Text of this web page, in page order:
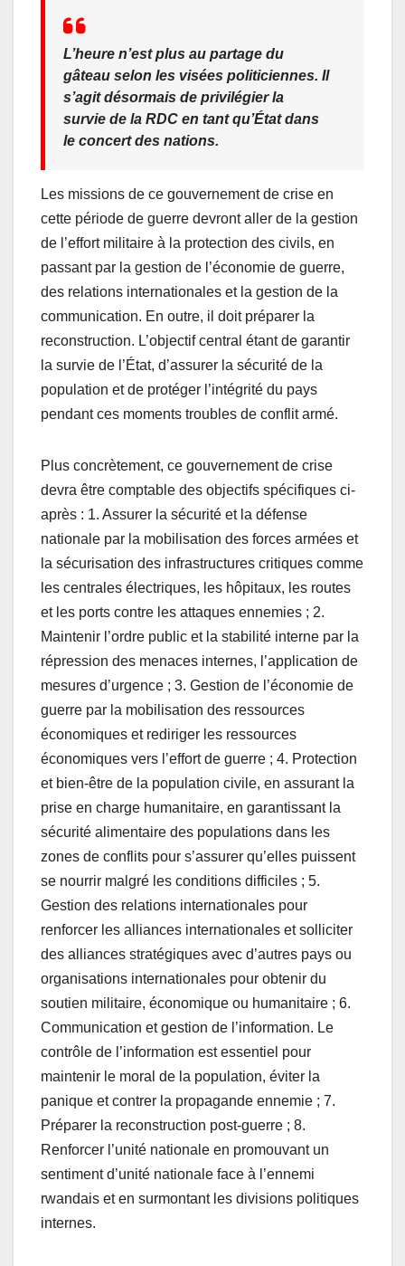
L’heure n’est plus au partage du
gâteau selon les visées politiciennes. Il
s’agit désormais de privilégier la
survie de la RDC en tant qu’État dans
le concert des nations.
Les missions de ce gouvernement de crise en
cette période de guerre devront aller de la gestion
de l’effort militaire à la protection des civils, en
passant par la gestion de l’économie de guerre,
des relations internationales et la gestion de la
communication. En outre, il doit préparer la
reconstruction. L’objectif central étant de garantir
la survie de l’État, d’assurer la sécurité de la
population et de protéger l’intégrité du pays
pendant ces moments troubles de conflit armé.
Plus concrètement, ce gouvernement de crise
devra être comptable des objectifs spécifiques ci-
après : 1. Assurer la sécurité et la défense
nationale par la mobilisation des forces armées et
la sécurisation des infrastructures critiques comme
les centrales électriques, les hôpitaux, les routes
et les ports contre les attaques ennemies ; 2.
Maintenir l’ordre public et la stabilité interne par la
répression des menaces internes, l’application de
mesures d’urgence ; 3. Gestion de l’économie de
guerre par la mobilisation des ressources
économiques et rediriger les ressources
économiques vers l’effort de guerre ; 4. Protection
et bien-être de la population civile, en assurant la
prise en charge humanitaire, en garantissant la
sécurité alimentaire des populations dans les
zones de conflits pour s’assurer qu’elles puissent
se nourrir malgré les conditions difficiles ; 5.
Gestion des relations internationales pour
renforcer les alliances internationales et solliciter
des alliances stratégiques avec d’autres pays ou
organisations internationales pour obtenir du
soutien militaire, économique ou humanitaire ; 6.
Communication et gestion de l’information. Le
contrôle de l’information est essentiel pour
maintenir le moral de la population, éviter la
panique et contrer la propagande ennemie ; 7.
Préparer la reconstruction post-guerre ; 8.
Renforcer l’unité nationale en promouvant un
sentiment d’unité nationale face à l’ennemi
rwandais et en surmontant les divisions politiques
internes.